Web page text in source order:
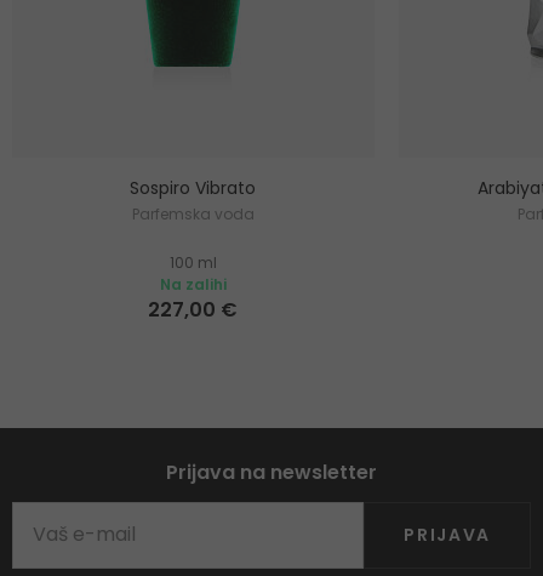
Sospiro Vibrato
Parfemska voda
100 ml
Na zalihi
227,00 €
Prijava na newsletter
PRIJAVA